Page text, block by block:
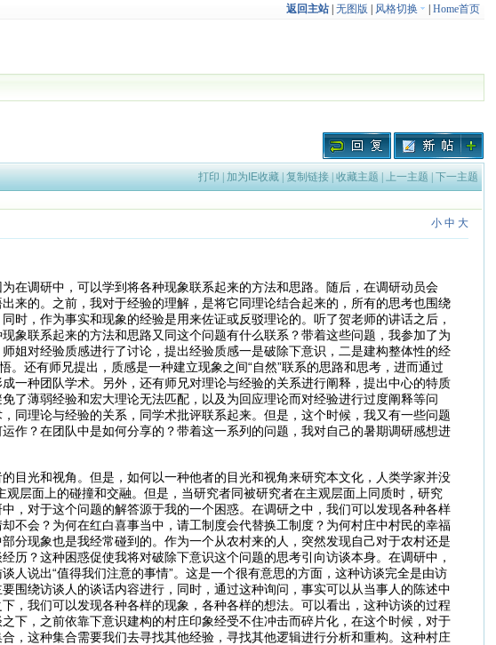
返回主站| 无图版 风格切换 Home首页
打印 | 加为IE收藏| 复制链接| 收藏主题 | 上一主题 | 下一主题
小 中 大
在调研中，可以学到将各种现象联系起来的方法和思路。随后，在调研动员会
来的。之前，我对于经验的理解，是将它同理论结合起来的，所有的思考也围绕
，作为事实和现象的经验是用来佐证或反驳理论的。听了贺老师的讲话之后，
象联系起来的方法和思路又同这个问题有什么联系？带着这些问题，我参加了为
姐对经验质感进行了讨论，提出经验质感一是破除下意识，二是建构整体性的经
还有师兄提出，质感是一种建立现象之间“自然”联系的思路和思考，进而通过
一种团队学术。另外，还有师兄对理论与经验的关系进行阐释，提出中心的特质
了薄弱经验和宏大理论无法匹配，以及为回应理论而对经验进行过度阐释等问
同理论与经验的关系，同学术批评联系起来。但是，这个时候，我又有一些问题
作？在团队中是如何分享的？带着这一系列的问题，我对自己的暑期调研感想进
目光和视角。但是，如何以一种他者的目光和视角来研究本文化，人类学家并没
层面上的碰撞和交融。但是，当研究者同被研究者在主观层面上同质时，研究
，对于这个问题的解答源于我的一个困惑。在调研之中，我们可以发现各种各样
不会？为何在红白喜事当中，请工制度会代替换工制度？为何村庄中村民的幸福
分现象也是我经常碰到的。作为一个从农村来的人，突然发现自己对于农村还是
？这种困惑促使我将对破除下意识这个问题的思考引向访谈本身。在调研中，
说出“值得我们注意的事情”。这是一个很有意思的方面，这种访谈完全是由访
围绕访谈人的谈话内容进行，同时，通过这种询问，事实可以从当事人的陈述中
，我们可以发现各种各样的现象，各种各样的想法。可以看出，这种访谈的过程
下，之前依靠下意识建构的村庄印象经受不住冲击而碎片化，在这个时候，对于
，这种集合需要我们去寻找其他经验，寻找其他逻辑进行分析和重构。这种村庄